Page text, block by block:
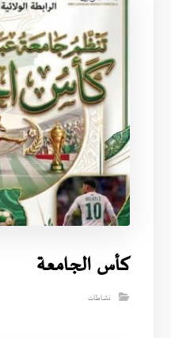
كأس الجامعة
نشاطات